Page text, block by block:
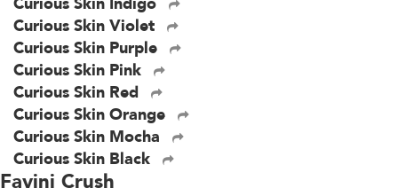
Curious Skin Violet
Curious Skin Purple
Curious Skin Pink
Curious Skin Red
Curious Skin Orange
Curious Skin Mocha
Curious Skin Black
Favini Crush